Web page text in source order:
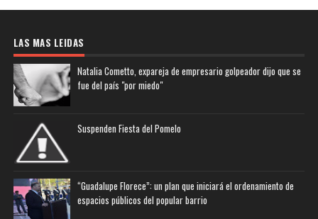
LAS MAS LEIDAS
Natalia Cometto, expareja de empresario golpeador dijo que se
fue del país "por miedo"
Suspenden Fiesta del Pomelo
“Guadalupe Florece”: un plan que iniciará el ordenamiento de
espacios públicos del popular barrio